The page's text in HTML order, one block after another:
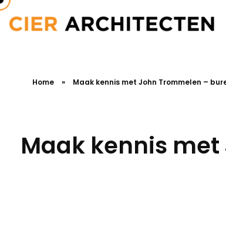
Home » Maak kennis met John Trommelen –
Maak kennis